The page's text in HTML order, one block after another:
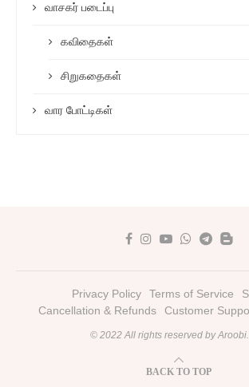
வாசகர் படைப்பு
கவிதைகள்
சிறுகதைகள்
வார போட்டிகள்
Privacy Policy Terms of Service
Cancellation & Refunds
Customer
© 2022 All rights reserved by
BACK TO TOP